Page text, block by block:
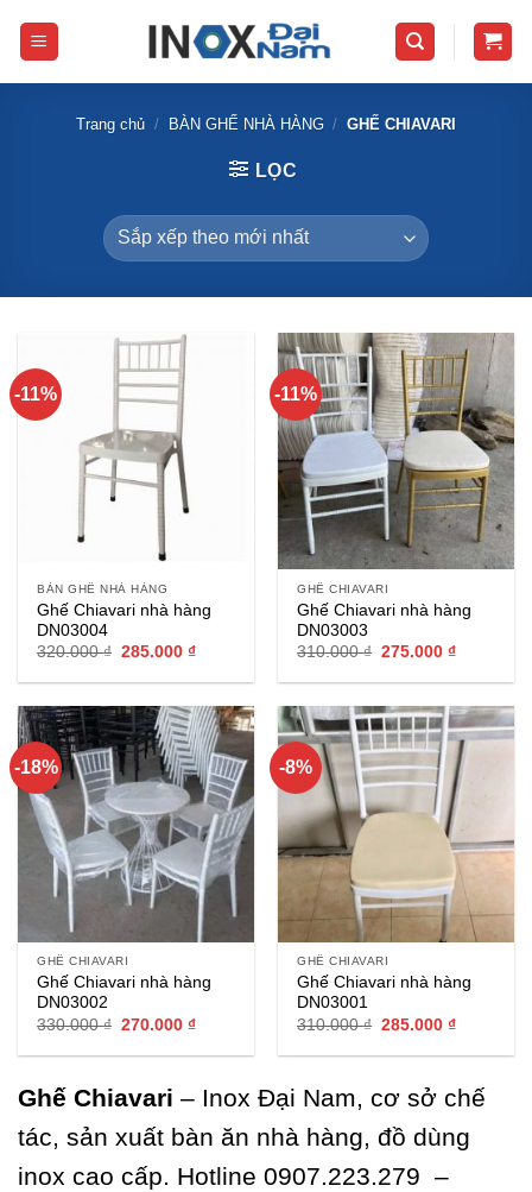
Trang chủ / BÀN GHẾ NHÀ HÀNG / GHẾ CHIAVARI
LỌC
-11%
BÀN GHẾ NHÀ HÀNG
Ghế Chiavari nhà hàng
DN03004
320.000₫ Giá
là:
285.000 ₫Giá
tại
285.000 ₫.
-11%
GHẾ CHIAVARI
Ghế Chiavari nhà hàng
DN03003
310.000₫ Giá
là:
275.000 ₫Giá
tại
275.000
-18%
GHẾ CHIAVARI
Ghế Chiavari nhà hàng
DN03002
330.000₫ Giá
là:
270.000 ₫Giá
tại
-8%
GHẾ CHIAVARI
Ghế Chiavari nhà hàng
DN03001
310.000₫ Giá
là:
285.000 ₫Giá
tại
285.000
Ghế Chiavari – Inox Đại Nam, cơ sở chế
tác, sản xuất bàn ăn nhà hàng, đồ dùng
inox cao cấp. Hotline 0907.223.279 –